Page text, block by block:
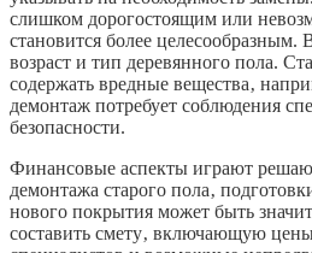
слишком дорогостоящим или
становится более
возраст и тип деревянного пола.
содержать вредные вещества‚
демонтаж потребует соблюдения
безопасности.
Финансовые аспекты играют
демонтажа старого пола‚
нового покрытия может быть
составить смету‚ включающую